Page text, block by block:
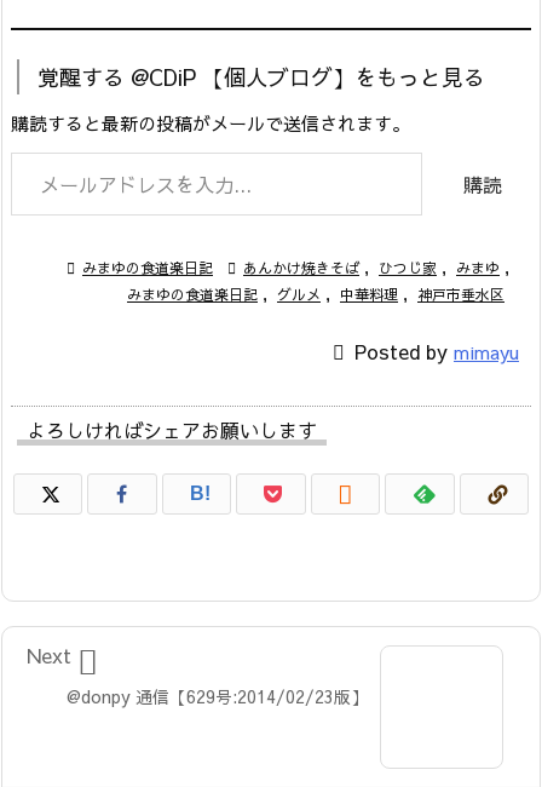
覚醒する @CDiP 【個人ブログ】をもっと見る
購読すると最新の投稿がメールで送信されます。
メールアドレスを入力...
購読
 みまゆの食道楽日記  あんかけ焼きそば , ひつじ家 , みまゆ ,
みまゆの食道楽日記 , グルメ , 中華料理 , 神戸市垂水区
 Posted by mimayu
よろしければシェアお願いします
B! 
@donpy 通信【629号:2014/02/23版】

Next